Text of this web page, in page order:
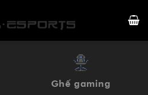
Ghế gaming